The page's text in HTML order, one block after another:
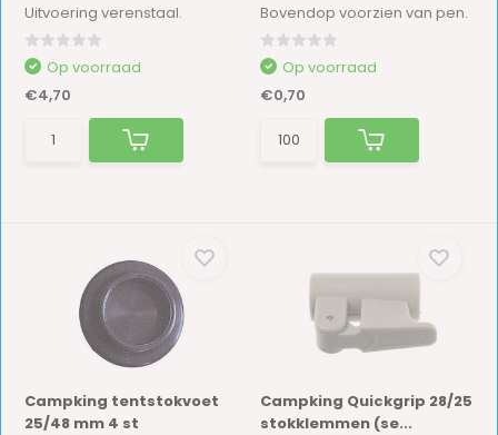
Uitvoering verenstaal.
Op voorraad
€4,70
Bovendop voorzien van pen.
Op voorraad
€0,70
Campking tentstokvoet
25/48 mm 4 st
Campking Quickgrip 28/25
stokklemmen (se...